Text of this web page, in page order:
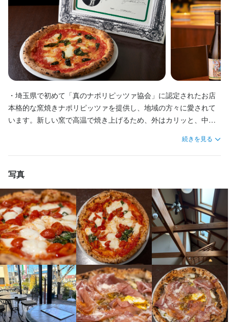
・埼玉県で初めて「真のナポリピッツァ協会」に認定されたお店
本格的な窯焼きナポリピッツァを提供し、地域の方々に愛されて
います。新しい窯で高温で焼き上げるため、外はカリッと、中は
・前菜からデザートまで、こだわりの料理が揃う
薪窯で焼き上げるピッツァだけでなく、溶岩石を使ったグリル料
理も人気です。素材の美味しさを最大限に引き出す調理法で、パ
スタやアラカルトも本格的な味わいを提供しています。特別な日
のコース料理もあり、さまざまなシーンで楽しんでいただけま
す。
働きやすい職場環境が整っています。
・完全週休2日制（毎週月曜・火曜定休）
・年次有給103日＋個人主導の有給制度
・産休・育休、夏季・年末年始休暇
・退職金制度
・海外研修や生産者訪問（イタリアなど）
続きを見る
写真
応募資格
必須スキル・経験
5年以上ピッツァイヨーロ経験要。
お店と一緒に成長していける前向きなスタッフを求めてます！！
求める人物像
人と接することが好きな方
お店の採用担当者からのメッセージ
業務の効率化や労務の改善を目指して、2023年に『カーサディオ
オサキ　セントラルキッチン』をOPEN！
まだまだ成長を続けます！
ご応募お待ちしております
前向きに取り組める方に最適です。
皆さんのご応募を心よりお待ちしています。
店名
ピッツェリア　オオサキ 本店
連絡先
048-446-0300
法人名・事業者名
株式会社大﨑
最終更新日2026/03/06